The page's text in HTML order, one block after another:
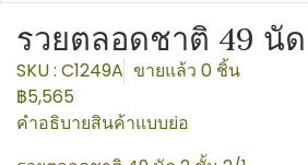
รวยตลอดชาติ 49 นั
SKU : C1249A ขายแล้ว 0 ชิ้น
฿5,565
คำอธิบายสินค้าแบบย่อ